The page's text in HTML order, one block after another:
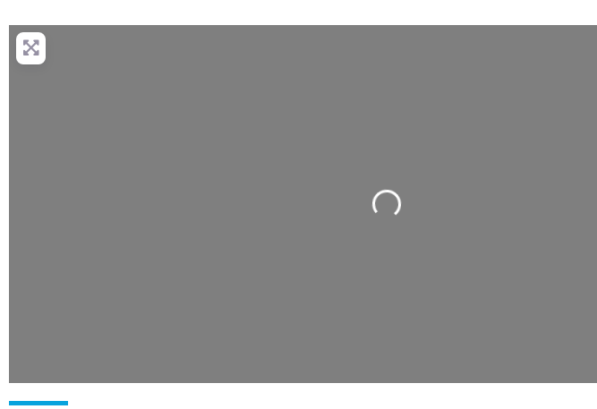
Cargando…